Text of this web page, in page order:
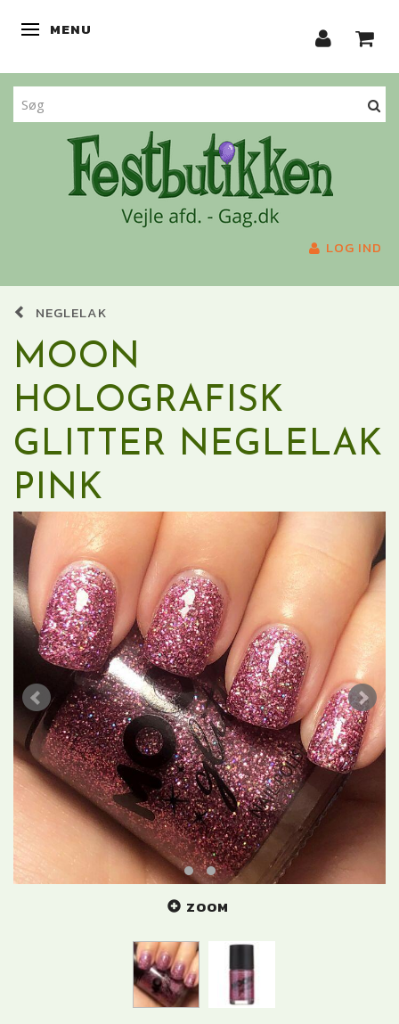
SKIFTE NAVIGATION
MENU
LOG IND
NEGLELAK
MOON
HOLOGRAFISK
GLITTER NEGLELAK
PINK
ZOOM